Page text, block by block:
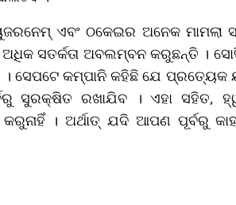
ଏବଂ ଠକେଇର ଅନେକ ମାମଲା
ସତର୍କତା ଅବଲମ୍ବନ କରୁଛନ୍ତି ।
ସେପଟେ କମ୍ପାନି କହିଛି ଯେ ପ୍ରତ୍ୟେକ
ସୁରକ୍ଷିତ ରଖାଯିବ । ଏହା ସହିତ,
। ଅର୍ଥାତ୍ ଯଦି ଆପଣ ପୂର୍ବରୁ